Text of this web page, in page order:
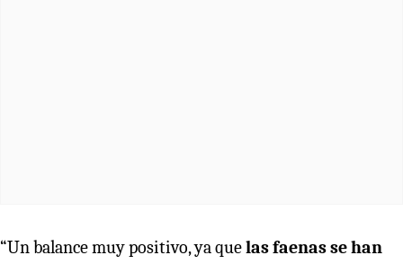
“Un balance muy positivo, ya quelas faenas se han